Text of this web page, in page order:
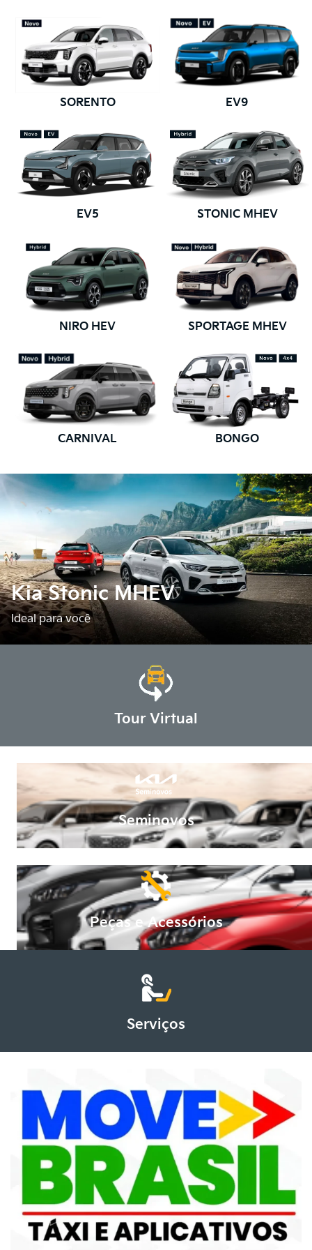
SORENTO EV9
EV5 STONIC MHEV
NIRO HEV SPORTAGE MHEV
CARNIVAL BONGO
Kia Stonic MHEV
Ideal para você
Tour Virtual
Seminovos
Peças e Acessórios
Serviços